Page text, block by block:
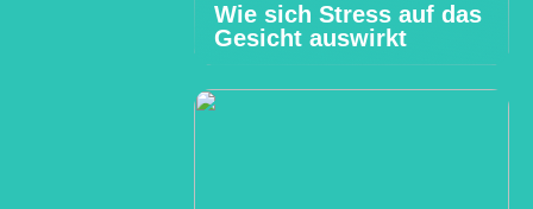
Wie sich Stress auf das
Gesicht auswirkt